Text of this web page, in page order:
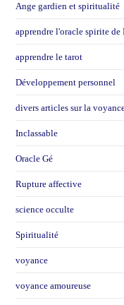
Ange gardien et spiritualité
apprendre l'oracle spirite de
apprendre le tarot
Développement personnel
divers articles sur la
Inclassable
Oracle Gé
Rupture affective
science occulte
Spiritualité
voyance
voyance amoureuse